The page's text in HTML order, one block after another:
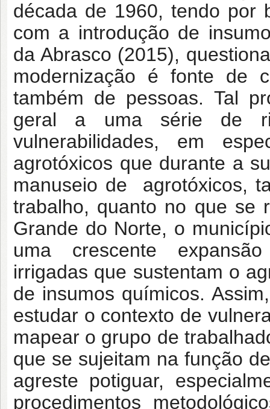
década de 1960, tendo por
com a introdução de
da Abrasco (2015),
modernização é fonte de
também de pessoas. Tal
geral a uma série de
vulnerabilidades, em
agrotóxicos que durante a
manuseio de agrotóxicos,
trabalho, quanto no que se
Grande do Norte, o
uma crescente
irrigadas que sustentam o
de insumos químicos.
estudar o contexto de
mapear o grupo de
que se sujeitam na função
agreste potiguar,
procedimentos